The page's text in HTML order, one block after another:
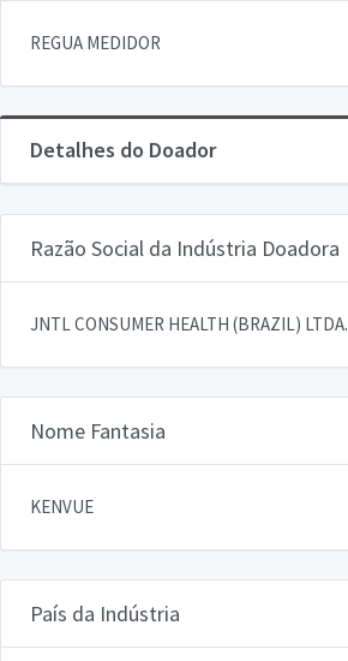
REGUA MEDIDOR
Detalhes do Doador
Razão Social da Indústria Doadora
JNTL CONSUMER HEALTH (BRAZIL) LTDA.
Nome Fantasia
KENVUE
País da Indústria